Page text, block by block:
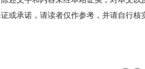
或承诺，请读者仅作参考，并请自行核